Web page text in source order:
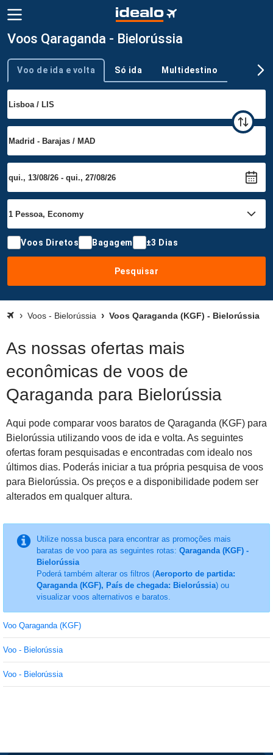
Voos Qaraganda - Bielorússia
Tipo de viagem
Voo de ida e volta Só ida Multidestino
Voos Diretos Bagagem ±3 Dias
Pesquisar
Voos - Bielorússia Voos Qaraganda (KGF) - Bielorússia
As nossas ofertas mais
econômicas de voos de
Qaraganda para Bielorússia
Aqui pode comparar voos baratos de Qaraganda (KGF) para
Bielorússia utilizando voos de ida e volta. As seguintes
ofertas foram pesquisadas e encontradas com idealo nos
últimos dias. Poderás iniciar a tua própria pesquisa de voos
para Bielorússia. Os preços e a disponibilidade podem ser
alterados em qualquer altura.
Utilize nossa busca para encontrar as promoções mais
baratas de voo para as seguintes rotas: Qaraganda (KGF) -
Bielorússia
Poderá também alterar os filtros (Aeroporto de partida:
Qaraganda (KGF), País de chegada: Bielorússia) ou
visualizar voos alternativos e baratos.
Voo Qaraganda (KGF)
Voo - Bielorússia
Voo - Bielorússia